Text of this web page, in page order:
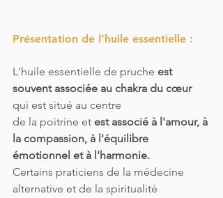
Présentation de l’huile essentielle :
L'huile essentielle de pruche est
souvent associée au chakra du cœur
qui est situé au centre
de la poitrine et est associé à l'amour, à
la compassion, à l'équilibre
émotionnel et à l'harmonie.
Certains praticiens de la médecine
alternative et de la spiritualité